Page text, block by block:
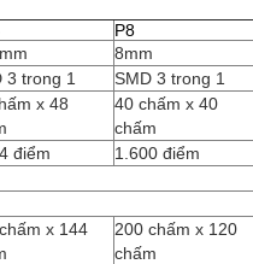
P8
8mm
3 trong 1 SMD 3 trong 1
x 48
40 chấm x 40
chấm
điểm 1.600 điểm
x 144
200 chấm x 120
chấm